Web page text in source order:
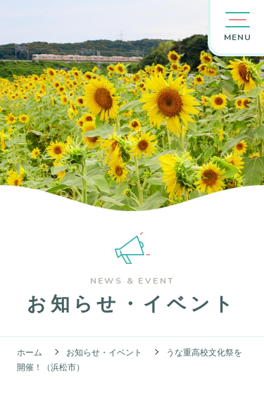
MENU
NEWS & EVENT
お知らせ・イベント
ホーム お知らせ・イベント
うな重高校文化祭を
開催！（浜松市）